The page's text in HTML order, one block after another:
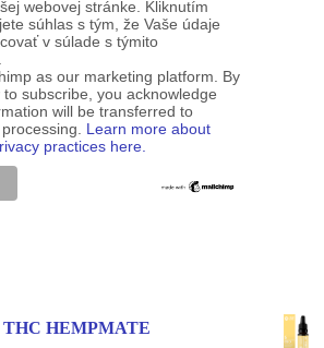
webovej stránke. Kliknutím
súhlas s tým, že Vaše údaje
v súlade s týmito
as our marketing platform. By
subscribe, you acknowledge
will be transferred to
Learn more about
practices here.
THC HEMPMATE